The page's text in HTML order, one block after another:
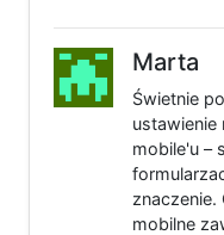
Marta
Świetnie
ustawienie
mobile'u –
znaczenie.
mobilne